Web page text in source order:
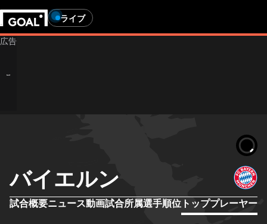
ライブ
バイエルン
試合概要ニュース動画試合所属選手順位 トッププレーヤー